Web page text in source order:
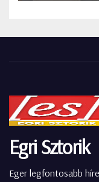
Egri Sztorik
Eger legfontosabb